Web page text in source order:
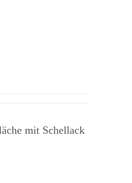
mit Schellack